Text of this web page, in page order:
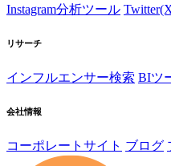
Instagram分析ツール
リサーチ
インフルエンサー検索 BIツ
会社情報
コーポレートサイト ブログ